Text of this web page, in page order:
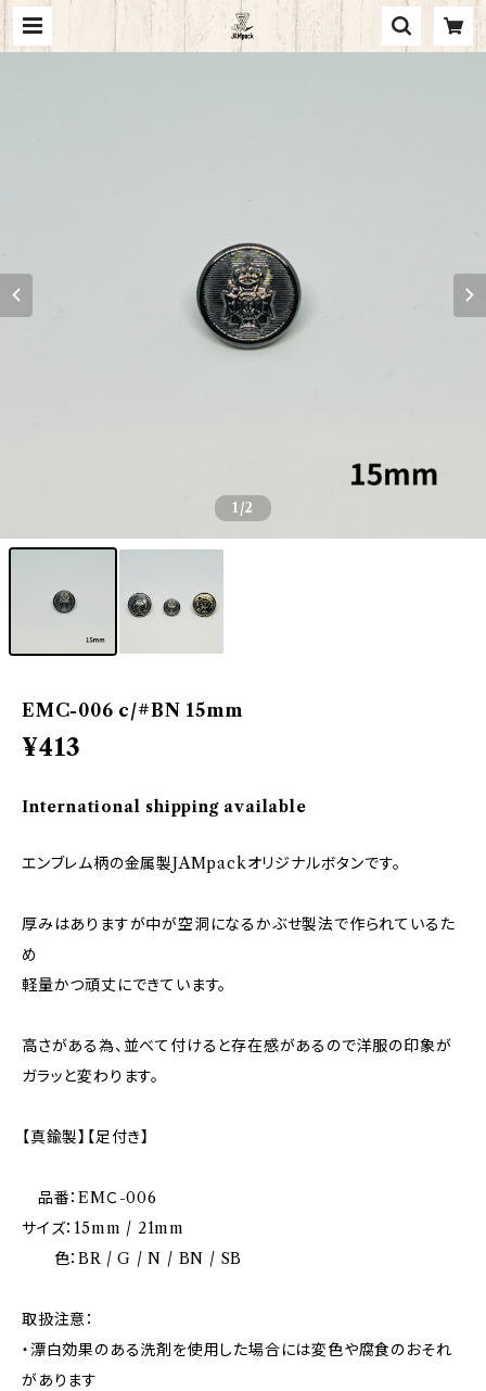
1/2
EMC-006 c/#BN 15mm
¥413
International shipping available
エンブレム柄の金属製JAMpackオリジナルボタンです。
厚みはありますが中が空洞になるかぶせ製法で作られているた
め
軽量かつ頑丈にできています。
高さがある為、並べて付けると存在感があるので洋服の印象が
ガラッと変わります。
【真鍮製】【足付き】
品番：EMＣ-006
サイズ：15mm / 21mm
色：BR / G / N / BN / SB
取扱注意：
・漂白効果のある洗剤を使用した場合には変色や腐食のおそれ
があります